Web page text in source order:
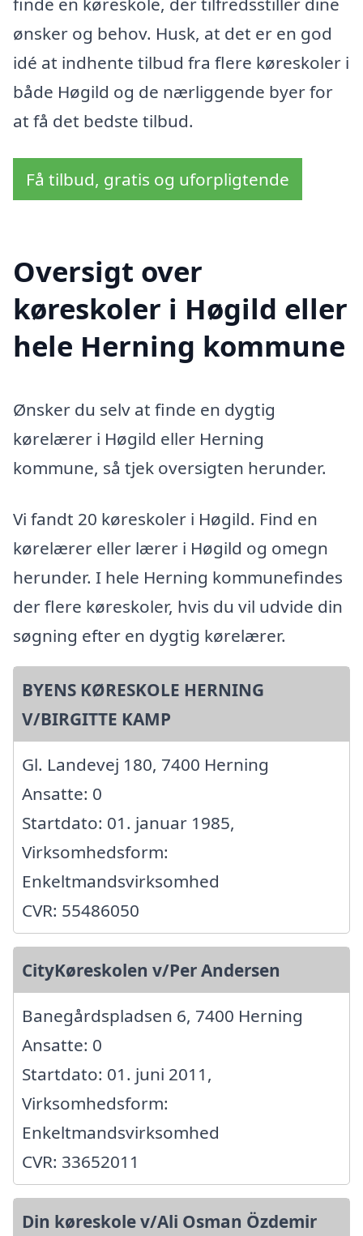
ønsker og behov. Husk, at det er en god
idé at indhente tilbud fra flere køreskoler i
både Høgild og de nærliggende byer for
at få det bedste tilbud.
Få tilbud, gratis og uforpligtende
Oversigt over
køreskoler i Høgild eller
hele Herning kommune
Ønsker du selv at finde en dygtig
kørelærer i Høgild eller Herning
kommune, så tjek oversigten herunder.
Vi fandt 20 køreskoler i Høgild. Find en
kørelærer eller lærer i Høgild og omegn
herunder. I hele Herning kommunefindes
der flere køreskoler, hvis du vil udvide din
søgning efter en dygtig kørelærer.
BYENS KØRESKOLE HERNING
V/BIRGITTE KAMP
Gl. Landevej 180, 7400 Herning
Ansatte: 0
Startdato: 01. januar 1985,
Virksomhedsform:
Enkeltmandsvirksomhed
CVR: 55486050
CityKøreskolen v/Per Andersen
Banegårdspladsen 6, 7400 Herning
Ansatte: 0
Startdato: 01. juni 2011,
Virksomhedsform:
Enkeltmandsvirksomhed
CVR: 33652011
Din køreskole v/Ali Osman Özdemir